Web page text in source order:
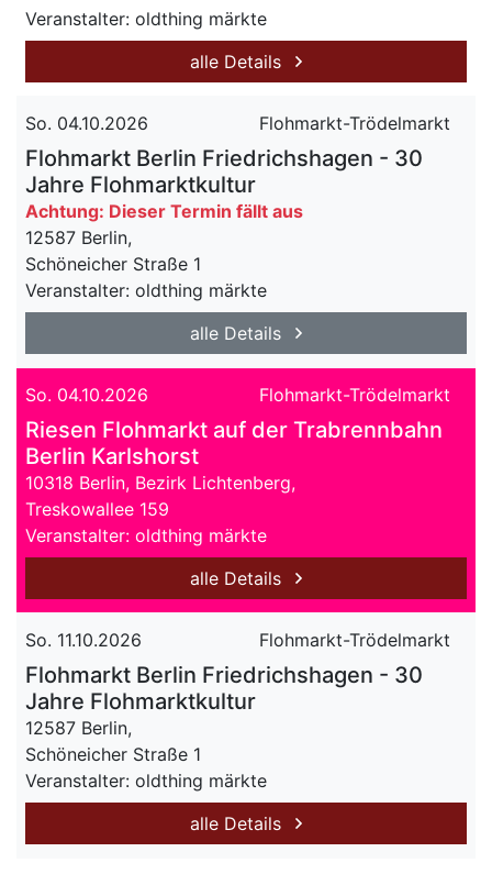
Veranstalter: oldthing märkte
alle Details
So. 04.10.2026 Flohmarkt-Trödelmarkt
Flohmarkt Berlin Friedrichshagen - 30
Jahre Flohmarktkultur
Achtung: Dieser Termin fällt aus
12587 Berlin,
Schöneicher Straße 1
Veranstalter: oldthing märkte
alle Details
So. 04.10.2026 Flohmarkt-Trödelmarkt
Riesen Flohmarkt auf der Trabrennbahn
Berlin Karlshorst
10318 Berlin, Bezirk Lichtenberg,
Treskowallee 159
Veranstalter: oldthing märkte
alle Details
So. 11.10.2026 Flohmarkt-Trödelmarkt
Flohmarkt Berlin Friedrichshagen - 30
Jahre Flohmarktkultur
12587 Berlin,
Schöneicher Straße 1
Veranstalter: oldthing märkte
alle Details